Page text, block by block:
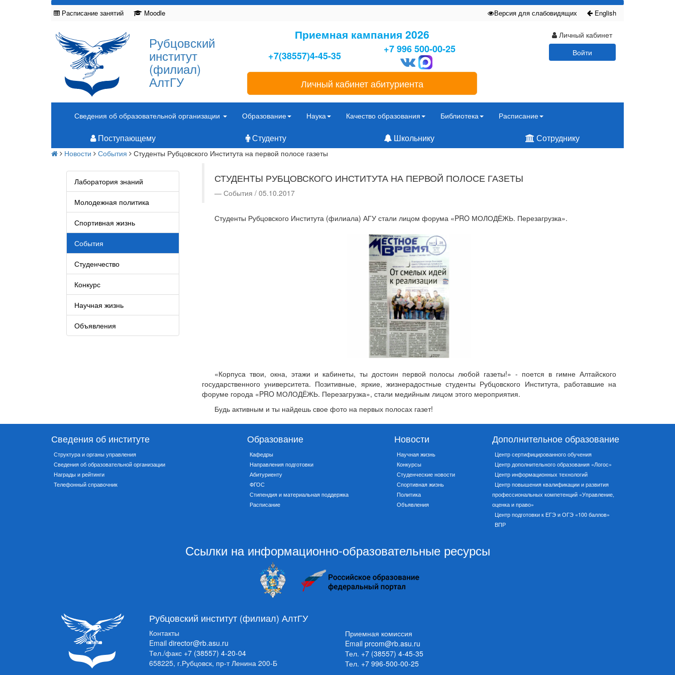
Расписание занятий Moodle English
Версия для слабовидящих
Рубцовский
институт
(филиал)
АлтГУ
Приемная кампания 2026
+7(38557)4-45-35
+7 996 500-00-25
Личный кабинет абитуриента
Личный кабинет
Войти
Сведения об образовательной организации Образование Наука Качество образования Библиотека Расписание
Поступающему Студенту Школьнику Сотруднику
Новости События Студенты Рубцовского Института на первой полосе газеты
Лаборатория знаний
Молодежная политика
Спортивная жизнь
События
Студенчество
Конкурс
Научная жизнь
Объявления
СТУДЕНТЫ РУБЦОВСКОГО ИНСТИТУТА НА ПЕРВОЙ ПОЛОСЕ ГАЗЕТЫ
События / 05.10.2017
Студенты Рубцовского Института (филиала) АГУ стали лицом форума «PRO МОЛОДЁЖЬ. Перезагрузка».
«Корпуса твои, окна, этажи и кабинеты, ты достоин первой полосы любой газеты!» - поется в гимне Алтайского
государственного университета. Позитивные, яркие, жизнерадостные студенты Рубцовского Института, работавшие на
форуме города «PRO МОЛОДЁЖЬ. Перезагрузка», стали медийным лицом этого мероприятия.
Будь активным и ты найдешь свое фото на первых полосах газет!
Сведения об институте
Структура и органы управления
Сведения об образовательной организации
Награды и рейтинги
Телефонный справочник
Образование
Кафедры
Направления подготовки
Абитуриенту
ФГОС
Стипендия и материальная поддержка
Расписание
Новости
Научная жизнь
Конкурсы
Студенческие новости
Спортивная жизнь
Политика
Объявления
Дополнительное образование
Центр сертифицированного обучения
Центр дополнительного образования «Логос»
Центр информационных технологий
Центр повышения квалификации и развития
профессиональных компетенций «Управление,
оценка и право»
Центр подготовки к ЕГЭ и ОГЭ «100 баллов»
ВПР
Ссылки на информационно-образовательные ресурсы
Рубцовский институт (филиал) АлтГУ
Контакты
Email director@rb.asu.ru
Тел./факс +7 (38557) 4-20-04
658225, г.Рубцовск, пр-т Ленина 200-Б
Приемная комиссия
Email prcom@rb.asu.ru
Тел. +7 (38557) 4-45-35
Тел. +7 996-500-00-25